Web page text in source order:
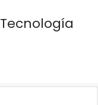
Tecnología